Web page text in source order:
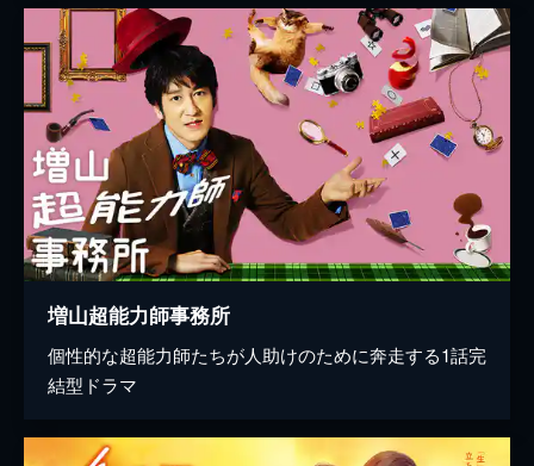
増山超能力師事務所
個性的な超能力師たちが人助けのために奔走する1話完
結型ドラマ